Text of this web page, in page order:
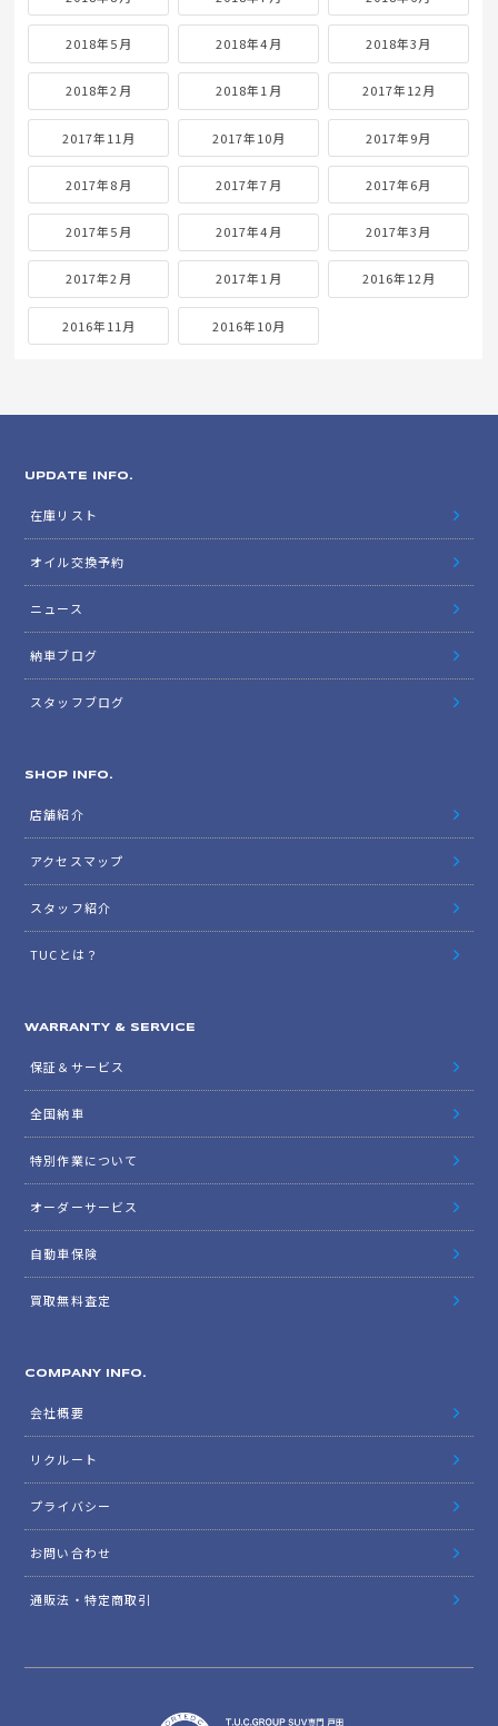
2018年5月 2018年4月 2018年3月
2018年2月 2018年1月 2017年12月
2017年11月 2017年10月 2017年9月
2017年8月 2017年7月 2017年6月
2017年5月 2017年4月 2017年3月
2017年2月 2017年1月 2016年12月
2016年11月 2016年10月
UPDATE INFO.
在庫リスト
オイル交換予約
ニュース
納車ブログ
スタッフブログ
SHOP INFO.
店舗紹介
アクセスマップ
スタッフ紹介
TUCとは？
WARRANTY & SERVICE
保証＆サービス
全国納車
特別作業について
オーダーサービス
自動車保険
買取無料査定
COMPANY INFO.
会社概要
リクルート
プライバシー
お問い合わせ
通販法・特定商取引